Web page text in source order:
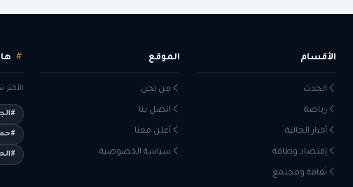
الأقسام
الحدث
رياضة
أخبار الجالية
إقتصاد وطاقة
ثقافة ومجتمع
الموقع
من نحن
اتصل بنا
أعلن معنا
سياسة الخصوصية
الأكثر